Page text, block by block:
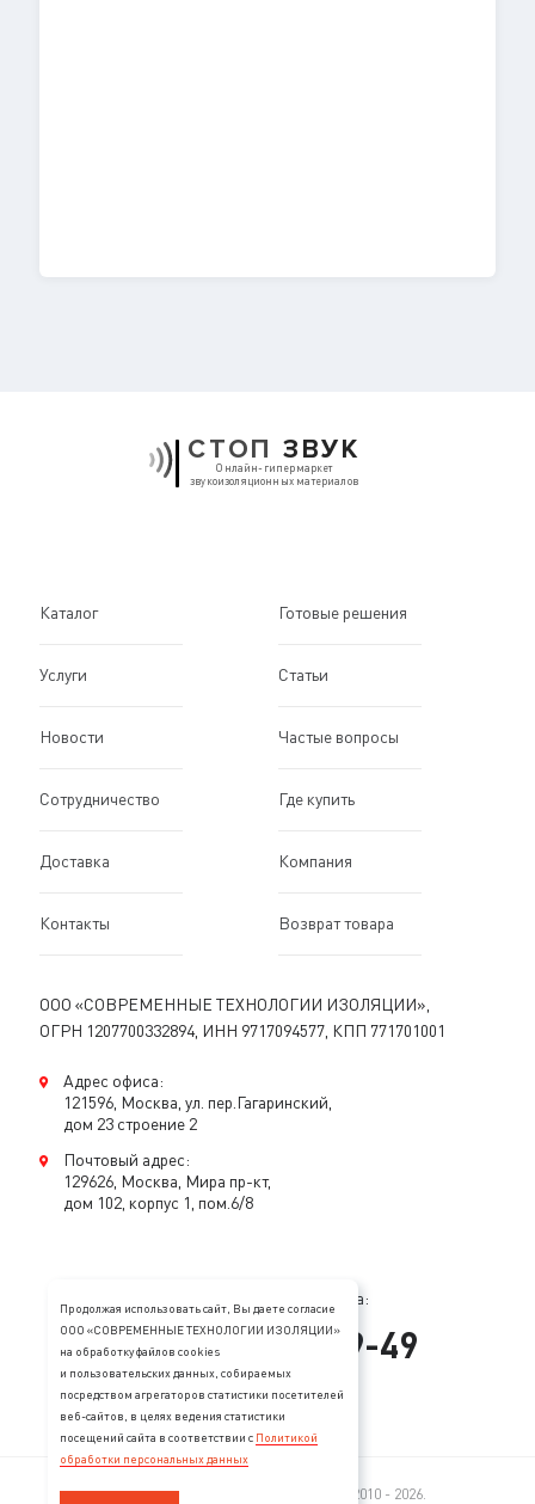
СТОП ЗВУК
Онлайн-гипермаркет
звукоизоляционных материалов
Каталог Готовые решения
Услуги Статьи
Новости Частые вопросы
Сотрудничество Где купить
Доставка Компания
Контакты Возврат товара
ООО «СОВРЕМЕННЫЕ ТЕХНОЛОГИИ ИЗОЛЯЦИИ»,
ОГРН 1207700332894, ИНН 9717094577, КПП 771701001
Адрес офиса:
121596, Москва, ул. пер.Гагаринский,
дом 23 строение 2
Почтовый адрес:
129626, Москва, Мира пр-кт,
дом 102, корпус 1, пом.6/8
Консультация специалиста:
+7(495)128-89-49
mail@stopzvuk.ru
© 2005—2026 Все права защищены. 2010 - 2026.
Продолжая использовать сайт, Вы даете согласие
ООО «СОВРЕМЕННЫЕ ТЕХНОЛОГИИ ИЗОЛЯЦИИ»
на обработку файлов cookies
и пользовательских данных, собираемых
посредством агрегаторов статистики посетителей
веб-сайтов, в целях ведения статистики
посещений сайта в соответствии с Политикой
обработки персональных данных